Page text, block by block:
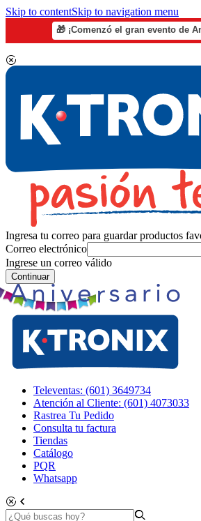
Skip to contentSkip to navigation menu
🎁 ¡Comenzó el gran evento de
Ingresa tu correo para guardar productos
Correo electrónico
Ingrese un correo válido
Continuar
Televentas: (601) 3649734
Atención al Cliente: (601) 4073033
Rastrea Tu Pedido
Consulta tu factura
Tiendas
Catálogo
PQR
Whatsapp